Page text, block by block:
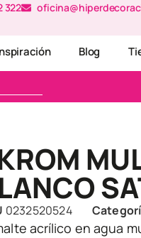
322
Blog
0232520524
acrílico en agua